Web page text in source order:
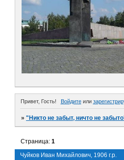
Привет, Гость! Войдитеили
»"Никто не забыт, ничто не
Чуйков Иван Михайлович, 1906 г.р.
Страница:1